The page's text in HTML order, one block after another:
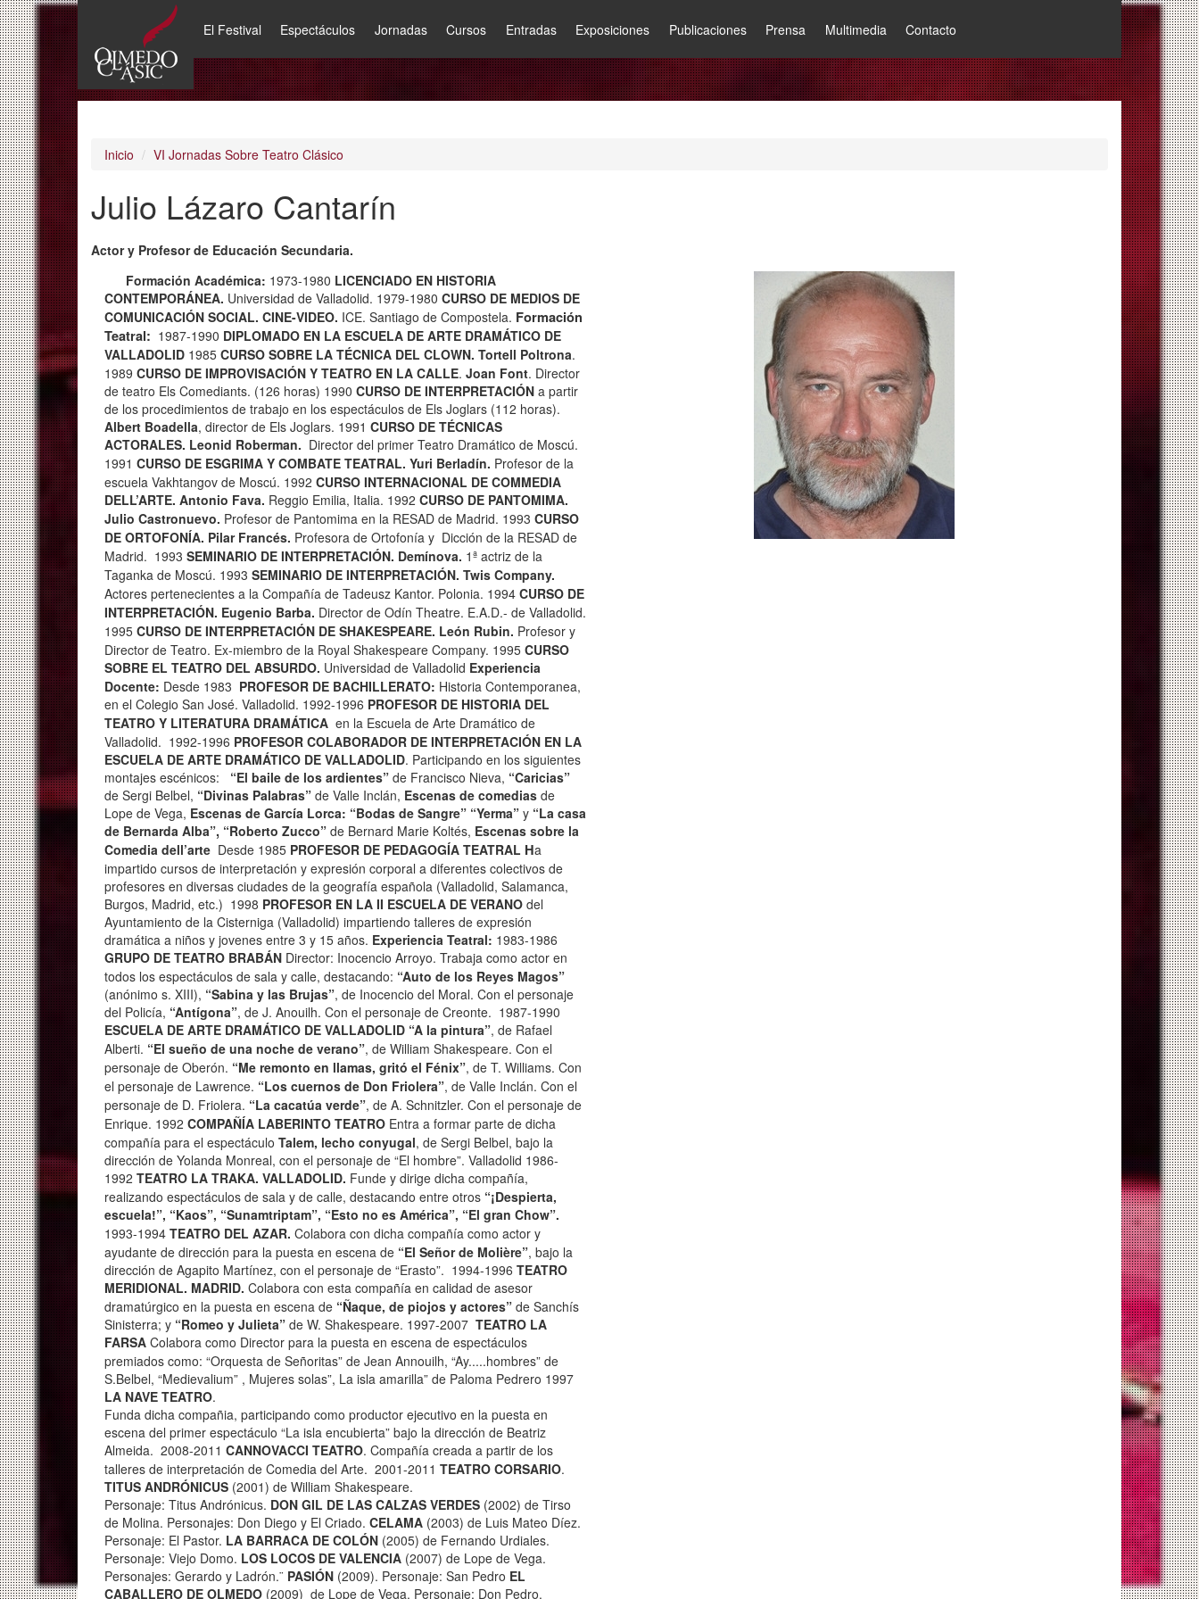
Pasar
al
contenido
principal
El Festival Espectáculos Jornadas Cursos Entradas Exposiciones Publicaciones Prensa Multimedia Contacto
Inicio VI Jornadas Sobre Teatro Clásico
Julio Lázaro Cantarín
Actor y Profesor de Educación Secundaria.
Formación Académica: 1973-1980 LICENCIADO EN HISTORIA
CONTEMPORÁNEA. Universidad de Valladolid. 1979-1980 CURSO DE MEDIOS DE
COMUNICACIÓN SOCIAL. CINE-VIDEO. ICE. Santiago de Compostela. Formación
Teatral: 1987-1990 DIPLOMADO EN LA ESCUELA DE ARTE DRAMÁTICO DE
VALLADOLID 1985 CURSO SOBRE LA TÉCNICA DEL CLOWN. Tortell Poltrona.
1989 CURSO DE IMPROVISACIÓN Y TEATRO EN LA CALLE. Joan Font. Director
de teatro Els Comediants. (126 horas) 1990 CURSO DE INTERPRETACIÓN a partir
de los procedimientos de trabajo en los espectáculos de Els Joglars (112 horas).
Albert Boadella, director de Els Joglars. 1991 CURSO DE TÉCNICAS
ACTORALES. Leonid Roberman. Director del primer Teatro Dramático de Moscú.
1991 CURSO DE ESGRIMA Y COMBATE TEATRAL. Yuri Berladín. Profesor de la
escuela Vakhtangov de Moscú. 1992 CURSO INTERNACIONAL DE COMMEDIA
DELL’ARTE. Antonio Fava. Reggio Emilia, Italia. 1992 CURSO DE PANTOMIMA.
Julio Castronuevo. Profesor de Pantomima en la RESAD de Madrid. 1993 CURSO
DE ORTOFONÍA. Pilar Francés. Profesora de Ortofonía y Dicción de la RESAD de
Madrid. 1993 SEMINARIO DE INTERPRETACIÓN. Demínova. 1ª actriz de la
Taganka de Moscú. 1993 SEMINARIO DE INTERPRETACIÓN. Twis Company.
Actores pertenecientes a la Compañía de Tadeusz Kantor. Polonia. 1994 CURSO DE
INTERPRETACIÓN. Eugenio Barba. Director de Odín Theatre. E.A.D.- de Valladolid.
1995 CURSO DE INTERPRETACIÓN DE SHAKESPEARE. León Rubin. Profesor y
Director de Teatro. Ex-miembro de la Royal Shakespeare Company. 1995 CURSO
SOBRE EL TEATRO DEL ABSURDO. Universidad de Valladolid Experiencia
Docente: Desde 1983 PROFESOR DE BACHILLERATO: Historia Contemporanea,
en el Colegio San José. Valladolid. 1992-1996 PROFESOR DE HISTORIA DEL
TEATRO Y LITERATURA DRAMÁTICA en la Escuela de Arte Dramático de
Valladolid. 1992-1996 PROFESOR COLABORADOR DE INTERPRETACIÓN EN LA
ESCUELA DE ARTE DRAMÁTICO DE VALLADOLID. Participando en los siguientes
montajes escénicos: “El baile de los ardientes” de Francisco Nieva, “Caricias”
de Sergi Belbel, “Divinas Palabras” de Valle Inclán, Escenas de comedias de
Lope de Vega, Escenas de García Lorca: “Bodas de Sangre” “Yerma” y “La casa
de Bernarda Alba”, “Roberto Zucco” de Bernard Marie Koltés, Escenas sobre la
Comedia dell’arte Desde 1985 PROFESOR DE PEDAGOGÍA TEATRAL Ha
impartido cursos de interpretación y expresión corporal a diferentes colectivos de
profesores en diversas ciudades de la geografía española (Valladolid, Salamanca,
Burgos, Madrid, etc.) 1998 PROFESOR EN LA II ESCUELA DE VERANO del
Ayuntamiento de la Cisterniga (Valladolid) impartiendo talleres de expresión
dramática a niños y jovenes entre 3 y 15 años. Experiencia Teatral: 1983-1986
GRUPO DE TEATRO BRABÁN Director: Inocencio Arroyo. Trabaja como actor en
todos los espectáculos de sala y calle, destacando: “Auto de los Reyes Magos”
(anónimo s. XIII), “Sabina y las Brujas”, de Inocencio del Moral. Con el personaje
del Policía, “Antígona”, de J. Anouilh. Con el personaje de Creonte. 1987-1990
ESCUELA DE ARTE DRAMÁTICO DE VALLADOLID “A la pintura”, de Rafael
Alberti. “El sueño de una noche de verano”, de William Shakespeare. Con el
personaje de Oberón. “Me remonto en llamas, gritó el Fénix”, de T. Williams. Con
el personaje de Lawrence. “Los cuernos de Don Friolera”, de Valle Inclán. Con el
personaje de D. Friolera. “La cacatúa verde”, de A. Schnitzler. Con el personaje de
Enrique. 1992 COMPAÑÍA LABERINTO TEATRO Entra a formar parte de dicha
compañía para el espectáculo Talem, lecho conyugal, de Sergi Belbel, bajo la
dirección de Yolanda Monreal, con el personaje de “El hombre”. Valladolid 1986-
1992 TEATRO LA TRAKA. VALLADOLID. Funde y dirige dicha compañía,
realizando espectáculos de sala y de calle, destacando entre otros “¡Despierta,
escuela!”, “Kaos”, “Sunamtriptam”, “Esto no es América”, “El gran Chow”.
1993-1994 TEATRO DEL AZAR. Colabora con dicha compañía como actor y
ayudante de dirección para la puesta en escena de “El Señor de Molière”, bajo la
dirección de Agapito Martínez, con el personaje de “Erasto”. 1994-1996 TEATRO
MERIDIONAL. MADRID. Colabora con esta compañía en calidad de asesor
dramatúrgico en la puesta en escena de “Ñaque, de piojos y actores” de Sanchís
Sinisterra; y “Romeo y Julieta” de W. Shakespeare. 1997-2007 TEATRO LA
FARSA Colabora como Director para la puesta en escena de espectáculos
premiados como: “Orquesta de Señoritas” de Jean Annouilh, “Ay.....hombres” de
S.Belbel, “Medievalium” , Mujeres solas”, La isla amarilla” de Paloma Pedrero 1997
LA NAVE TEATRO.
Funda dicha compañia, participando como productor ejecutivo en la puesta en
escena del primer espectáculo “La isla encubierta” bajo la dirección de Beatriz
Almeida. 2008-2011 CANNOVACCI TEATRO. Compañía creada a partir de los
talleres de interpretación de Comedia del Arte. 2001-2011 TEATRO CORSARIO.
TITUS ANDRÓNICUS (2001) de William Shakespeare.
Personaje: Titus Andrónicus. DON GIL DE LAS CALZAS VERDES (2002) de Tirso
de Molina. Personajes: Don Diego y El Criado. CELAMA (2003) de Luis Mateo Díez.
Personaje: El Pastor. LA BARRACA DE COLÓN (2005) de Fernando Urdiales.
Personaje: Viejo Domo. LOS LOCOS DE VALENCIA (2007) de Lope de Vega.
Personajes: Gerardo y Ladrón.¨ PASIÓN (2009). Personaje: San Pedro EL
CABALLERO DE OLMEDO (2009) de Lope de Vega. Personaje: Don Pedro.